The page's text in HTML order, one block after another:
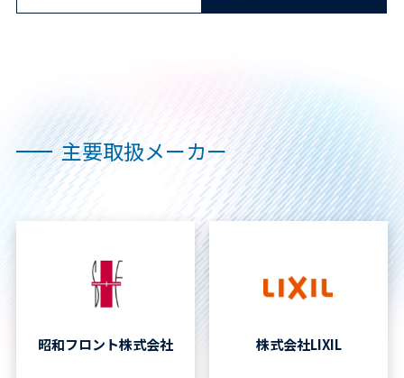
主要取扱メーカー
昭和フロント株式会社 株式会社LIXIL